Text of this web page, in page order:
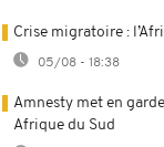
Crise migratoire :
05/08 - 18:38
Amnesty met en
Afrique du Sud